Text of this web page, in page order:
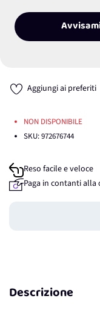
Aggiungi ai preferiti
NON DISPONIBILE
SKU:972676744
Reso facile e veloce
Paga in contanti alla
Descrizione